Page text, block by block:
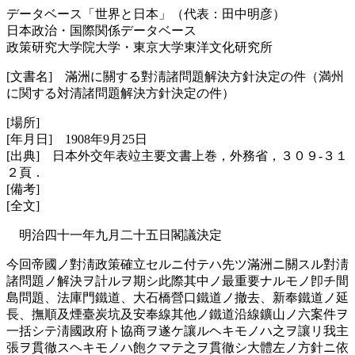
データベース「世界と日本」（代表：田中明彦）
日本政治・国際関係データベース
政策研究大学院大学・東京大学東洋文化研究所
[文書名] 滿洲に關する對淸諸問題解決方針決定の件（満州
に関する対清諸問題解決方針決定の件）
[場所]
[年月日] 1908年9月25日
[出典] 日本外交年表竝主要文書上巻，外務省，３０９-３１
２頁．
[備考]
[全文]
明治四十一年九月二十五日閣議決定
今回帝國ノ對淸政策確立セルニ付テハ先ツ滿洲ニ關スル對淸
諸問題ノ解決ヲ計ルヲ期シ此際其中ノ最重要ナルモノ卽チ間
島問題、法庫門鐵道、大石橋營口鐵道ノ撤去、新奉鐵道ノ延
長、撫順及煙臺炭坑及安奉線其他ノ鐵道沿線鑛山ノ六案件ヲ
一括シテ淸國政府ト協商ヲ遂ケ讓ルヘキモノハ之ヲ讓リ我主
張ヲ貫徹スヘキモノハ飽クマテ之ヲ貫徹シ大體左ノ方針ニ依